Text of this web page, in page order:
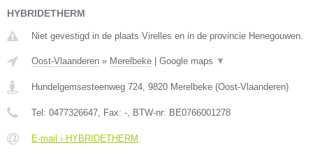
HYBRIDETHERM
Niet gevestigd in de plaats Virelles en in de provincie Henegouwen.
Oost-Vlaanderen » Merelbeke Google maps ▼
Hundelgemsesteenweg 724, 9820 Merelbeke (Oost-Vlaanderen)
Tel: 0477326647, Fax: -, BTW-nr: BE0766001278
E-mail › HYBRIDETHERM